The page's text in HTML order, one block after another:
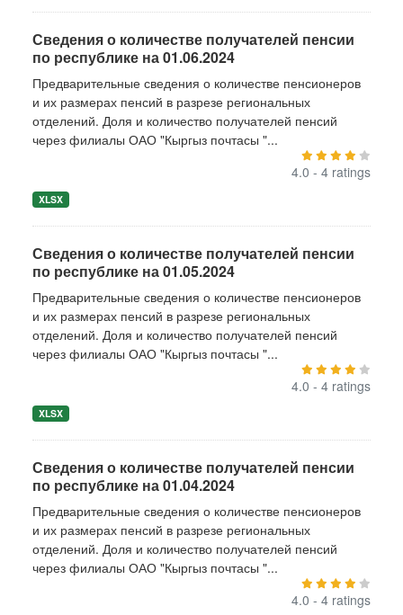
Сведения о количестве получателей пенсии
по республике на 01.06.2024
Предварительные сведения о количестве пенсионеров
и их размерах пенсий в разрезе региональных
отделений. Доля и количество получателей пенсий
через филиалы ОАО "Кыргыз почтасы "...
4.0 - 4 ratings
XLSX
Сведения о количестве получателей пенсии
по республике на 01.05.2024
Предварительные сведения о количестве пенсионеров
и их размерах пенсий в разрезе региональных
отделений. Доля и количество получателей пенсий
через филиалы ОАО "Кыргыз почтасы "...
4.0 - 4 ratings
XLSX
Сведения о количестве получателей пенсии
по республике на 01.04.2024
Предварительные сведения о количестве пенсионеров
и их размерах пенсий в разрезе региональных
отделений. Доля и количество получателей пенсий
через филиалы ОАО "Кыргыз почтасы "...
4.0 - 4 ratings